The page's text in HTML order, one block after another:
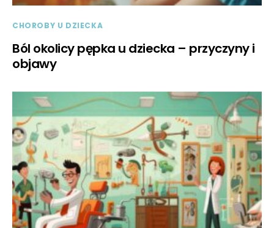
CHOROBY U DZIECKA
Ból okolicy pępka u dziecka – przyczyny i
objawy